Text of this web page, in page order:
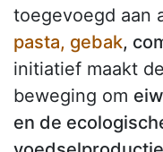
toegevoegd aan
pasta, gebak,
initiatief maakt
beweging om
en de